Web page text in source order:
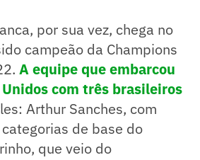
por sua vez, chega no
campeão da Champions
A equipe que embarcou
com três brasileiros
Arthur Sanches, com
de base do
que veio do